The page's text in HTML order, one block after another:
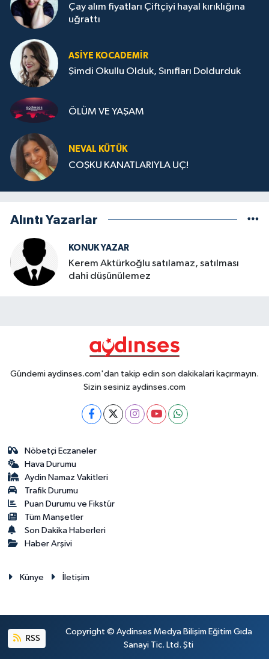
Çay alım fiyatları Çiftçiyi hayal kırıklığına
uğrattı
ASIYE KOCADEMİR
Şimdi Okullu Olduk, Sınıfları Doldurduk
ÖLÜM VE YAŞAM
NEVAL KÜTÜK
COŞKU KANATLARIYLA UÇ!
Alıntı Yazarlar
KONUK YAZAR
Kerem Aktürkoğlu satılamaz, satılması
dahi düşünülemez
Gündemi aydinses.com'dan takip edin son dakikalari kaçırmayın.
Sizin sesiniz aydinses.com
Nöbetçi Eczaneler
Hava Durumu
Aydin Namaz Vakitleri
Trafik Durumu
Puan Durumu ve Fikstür
Tüm Manşetler
Son Dakika Haberleri
Haber Arşivi
Künye İletişim
RSS
Copyright © Aydinses Medya Bilişim Eğitim Gıda
Sanayi Tic. Ltd. Şti